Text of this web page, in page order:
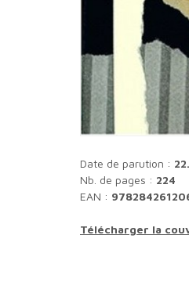
Date de parution :
Nb. de pages : 224
EAN :
Télécharger la